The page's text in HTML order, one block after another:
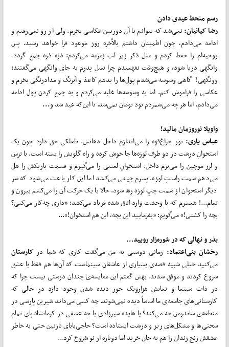
رسم منحط عیدی دادن
رضا کیانیان:نمی‌شد که بتوانم با آن دوربین عکاسی بخرم. ولی از رو نمی‌رفتم و
ادامه می‌دادم، چون اطمینان داشتم بالأخره روز موعود فرا خواهد رسید. پس
روحیه‌ام را حفظ کردم و مثل ذکر زیر لب زمزمه می‌کردم: ذره ذره جمع گردد،
وانگهی دریا شود، و هیچ‌وقت نفهمیدم چرا نسل پدرم به جای وانگهی می‌گفتند:
وونگهی! گاهی وسوسه می‌شدم پول‌ها را بدهم کاغذ و آبرنگ و مدادرنگی بخرم و
عکاسی را فراموش کنم. اما به وسوسه‌ها غلبه می‌کردم و به جمع کردن پول ادامه
می‌دادم. اما هر چه می‌شمردم نود تومان نمی‌شد. تا این‌که عید شد و ...
واویلا نوروزمان مالید!
عباس یاری:نور چراغ‌قوه را می‌اندازم داخل دهانش. طفلکی حق دارد چون یک
استخوانِ درشت در دو طرف لوزه‌ها جا خوش کرده و راه گلویش را بسته است. با ترس
و لرز موچین را می‌برم داخل. استخوانِ لعنتی را می‌گیرم و قسمت باریکش را هل
می‌دهم سمت راستِ لوزه. پسرم جیغی می‌کشد اما این کار باعث می‌شود که سر
دیگر استخوان از سمت چپِ لوزه رها شود. حالا با یک حرکت آن را می‌کشم بیرون و
تمام...! همسرم که با وحشت وارد اتاق شده فریاد می‌کشد: «داری چه‌کار می‌کنی؟
بچه را کشتی!» می‌گویم: «بفرمایید این بچه، این هم استخوان!»...
بذر و نهالی که در شورهزار رویید...
رخشان بنی‌اعتماد:زمانی دوستی به من می‌گفت کاری که شما در کارستان
می‌کنید خیلی شبیه قصه‌ی بسیاری از عاشقان سینماست که آن‌ها هم فقط با عشق
شروع کردند و موفق شدند. بهش گفتم این مقایسه‌ی چندان درستی نیست چرا که
در ذات سینما و نمایش هزارویک جور دیده شدن وجود دارد در حالی که
کارستانی‌های جامعه‌ی ما اساساً دیده نمی‌شوند. چه کسی می‌داند شیرین پارسی در
منطقه‌ی شاندرمن چه می‌کند؟ یا هایده شیرزادی با چه عشقی در کرمانشاه پای تمام
سختی‌ها و مشکل‌های ریز و درشت ایستاده است؟ حاجی‌بابای نازنین حتی به خاطر
عشقش رنج زندان را هم به جان خرید اما دوباره از نو شروع کرد...